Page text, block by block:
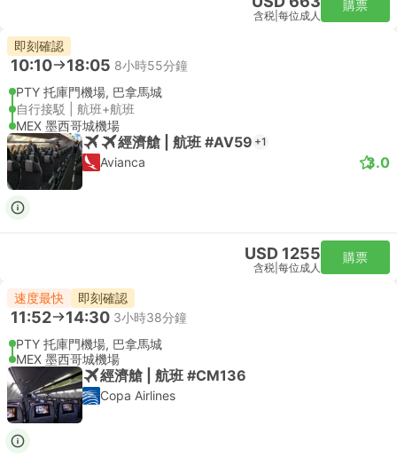
含税 每位成人
購票
即刻確認
10:10 18:05 8小時55分鐘
PTY 托庫門機場, 巴拿馬城
自行接駁 | 航班+航班
MEX 墨西哥城機場
經濟艙 | 航班 #AV59 +1
Avianca 3.0
USD 1255
含税 每位成人
購票
速度最快 即刻確認
11:52 14:30 3小時38分鐘
PTY 托庫門機場, 巴拿馬城
MEX 墨西哥城機場
經濟艙 | 航班 #CM136
Copa Airlines